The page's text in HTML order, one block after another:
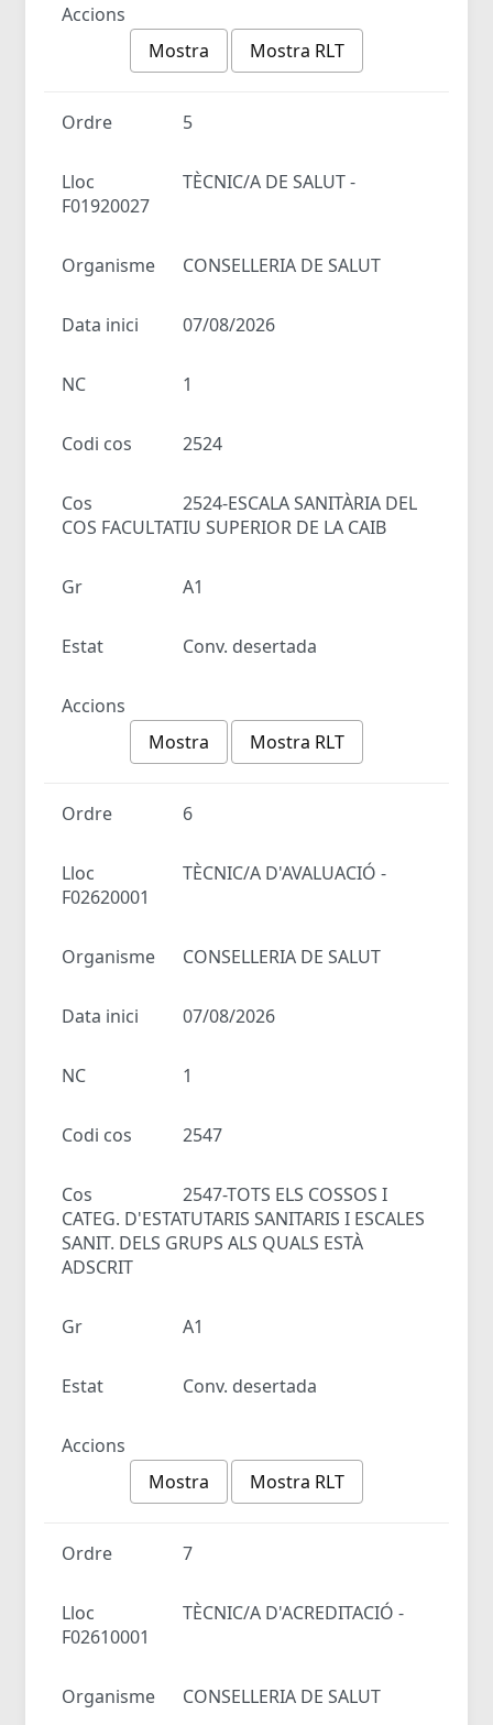
Accions
Mostra
Mostra RLT
Ordre 5
Lloc
TÈCNIC/A DE SALUT -
F01920027
Organisme CONSELLERIA DE SALUT
Data inici 07/08/2026
NC 1
Codi cos 2524
Cos
2524-ESCALA SANITÀRIA DEL
COS FACULTATIU SUPERIOR DE LA CAIB
Gr A1
Estat Conv. desertada
Accions
Mostra
Mostra RLT
Ordre 6
Lloc
TÈCNIC/A D'AVALUACIÓ -
F02620001
Organisme CONSELLERIA DE SALUT
Data inici 07/08/2026
NC 1
Codi cos 2547
Cos
2547-TOTS ELS COSSOS I
CATEG. D'ESTATUTARIS SANITARIS I ESCALES
SANIT. DELS GRUPS ALS QUALS ESTÀ
ADSCRIT
Gr A1
Estat Conv. desertada
Accions
Mostra
Mostra RLT
Ordre 7
Lloc
TÈCNIC/A D'ACREDITACIÓ -
F02610001
Organisme CONSELLERIA DE SALUT